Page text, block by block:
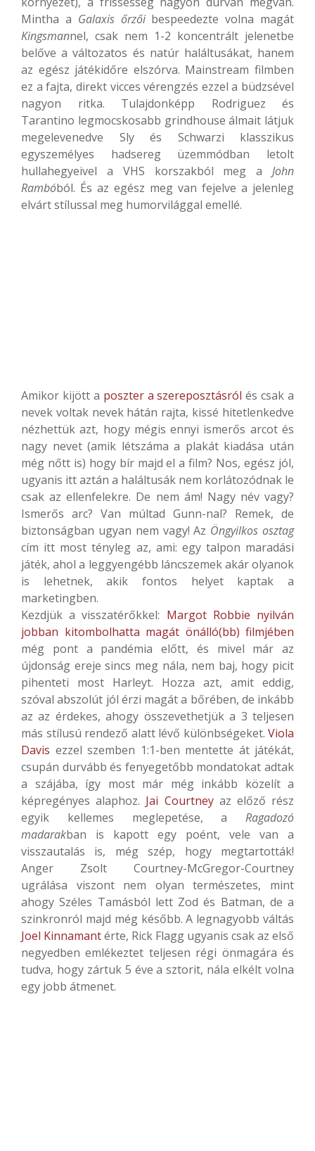
Mintha a Galaxis őrzőibespeedezte volna magát
Kingsmannel, csak nem 1-2 koncentrált jelenetbe
belőve a változatos és natúr haláltusákat, hanem
az egész játékidőre elszórva. Mainstream filmben
ez a fajta, direkt vicces vérengzés ezzel a büdzsével
nagyon ritka. Tulajdonképp Rodriguez és
Tarantino legmocskosabb grindhouse álmait látjuk
megelevenedve Sly és Schwarzi klasszikus
egyszemélyes hadsereg üzemmódban letolt
hullahegyeivel a VHS korszakból meg a John
Rambóból. És az egész meg van fejelve a jelenleg
elvárt stílussal meg humorvilággal emellé.
Amikor kijött a poszter a szereposztásról és csak a
nevek voltak nevek hátán rajta, kissé hitetlenkedve
nézhettük azt, hogy mégis ennyi ismerős arcot és
nagy nevet (amik létszáma a plakát kiadása után
még nőtt is) hogy bír majd el a film? Nos, egész jól,
ugyanis itt aztán a haláltusák nem korlátozódnak le
csak az ellenfelekre. De nem ám! Nagy név vagy?
Ismerős arc? Van múltad Gunn-nal? Remek, de
biztonságban ugyan nem vagy! Az Öngyilkos osztag
cím itt most tényleg az, ami: egy talpon maradási
játék, ahol a leggyengébb láncszemek akár olyanok
is lehetnek, akik fontos helyet kaptak a
marketingben.
Kezdjük a visszatérőkkel: Margot Robbie nyilván
jobban kitombolhatta magát önálló(bb) filmjében
még pont a pandémia előtt, és mivel már az
újdonság ereje sincs meg nála, nem baj, hogy picit
pihenteti most Harleyt. Hozza azt, amit eddig,
szóval abszolút jól érzi magát a bőrében, de inkább
az az érdekes, ahogy összevethetjük a 3 teljesen
más stílusú rendező alatt lévő különbségeket. Viola
Davis ezzel szemben 1:1-ben mentette át játékát,
csupán durvább és fenyegetőbb mondatokat adtak
a szájába, így most már még inkább közelít a
képregényes alaphoz. Jai Courtneyaz előző rész
egyik kellemes meglepetése, a Ragadozó
madarakban is kapott egy poént, vele van a
visszautalás is, még szép, hogy megtartották!
Anger Zsolt Courtney-McGregor-Courtney
ugrálása viszont nem olyan természetes, mint
ahogy Széles Tamásból lett Zod és Batman, de a
szinkronról majd még később. A legnagyobb váltás
Joel Kinnamantérte, Rick Flagg ugyanis csak az első
negyedben emlékeztet teljesen régi önmagára és
tudva, hogy zártuk 5 éve a sztorit, nála elkélt volna
egy jobb átmenet.